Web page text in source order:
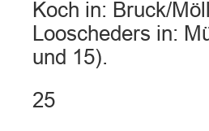
Koch in: Bruck/
Looscheders in:
und 15).
25